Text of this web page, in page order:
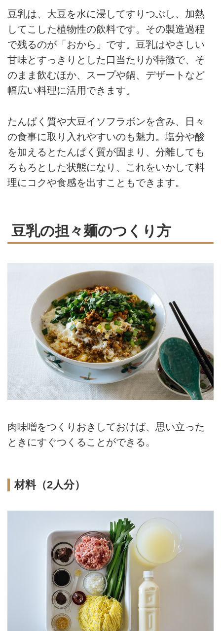
豆乳は、大豆を水に浸してすりつぶし、加熱
してこした植物性の飲料です。その製造過程
で残るのが「おから」です。豆乳はやさしい
甘味とすっきりとした口当たりが特徴で、そ
のまま飲むほか、スープや鍋、デザートなど
幅広い料理に活用できます。
たんぱく質や大豆イソフラボンを含み、日々
の食事に取り入れやすいのも魅力。塩分や酸
を加えるとたんぱく質が固まり、分離しても
ろもろとした状態になり、これをいかして料
理にコクや食感を出すこともできます。
豆乳の担々麺のつくり方
肉味噌をつくりおきしておけば、思い立った
ときにすぐつくることができる。
材料（2人分）